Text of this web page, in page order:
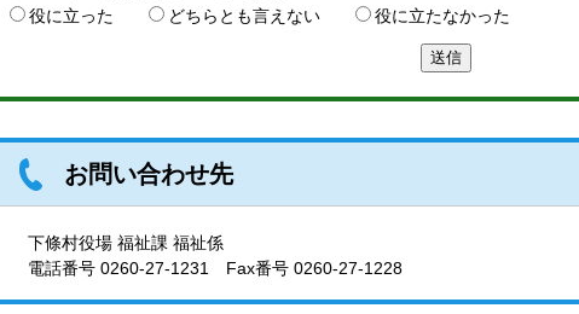
役に立った
どちらとも言えない 役に立たなかった
お問い合わせ先
下條村役場 福祉課 福祉係
電話番号 0260-27-1231 Fax番号 0260-27-1228